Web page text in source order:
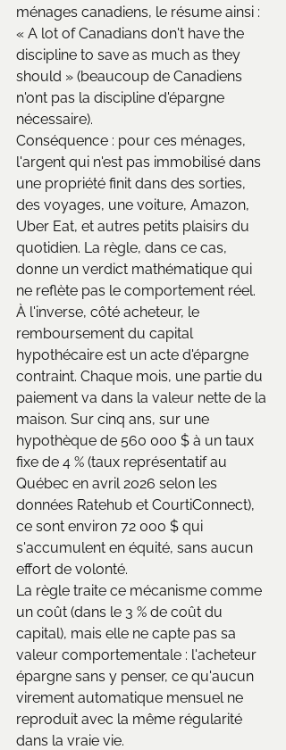
ménages canadiens, le résume ainsi :
« A lot of Canadians don't have the
discipline to save as much as they
should » (beaucoup de Canadiens
n'ont pas la discipline d'épargne
nécessaire).
Conséquence : pour ces ménages,
l'argent qui n'est pas immobilisé dans
une propriété finit dans des sorties,
des voyages, une voiture, Amazon,
Uber Eat, et autres petits plaisirs du
quotidien. La règle, dans ce cas,
donne un verdict mathématique qui
ne reflète pas le comportement réel.
À l'inverse, côté acheteur, le
remboursement du capital
hypothécaire est un acte d'épargne
contraint. Chaque mois, une partie du
paiement va dans la valeur nette de la
maison. Sur cinq ans, sur une
hypothèque de 560 000 $ à un taux
fixe de 4 % (taux représentatif au
Québec en avril 2026 selon les
données Ratehub et CourtiConnect),
ce sont environ 72 000 $ qui
s'accumulent en équité, sans aucun
effort de volonté.
La règle traite ce mécanisme comme
un coût (dans le 3 % de coût du
capital), mais elle ne capte pas sa
valeur comportementale : l'acheteur
épargne sans y penser, ce qu'aucun
virement automatique mensuel ne
reproduit avec la même régularité
dans la vraie vie.